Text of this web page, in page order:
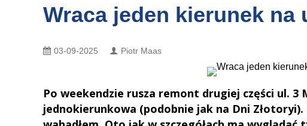
Wraca jeden kierunek na
03-09-2025 Piotr Maas
Po weekendzie rusza remont drugiej części ul.
jednokierunkowa (podobnie jak na Dni